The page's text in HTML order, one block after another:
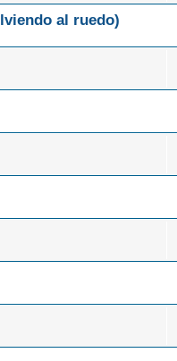
al ruedo)